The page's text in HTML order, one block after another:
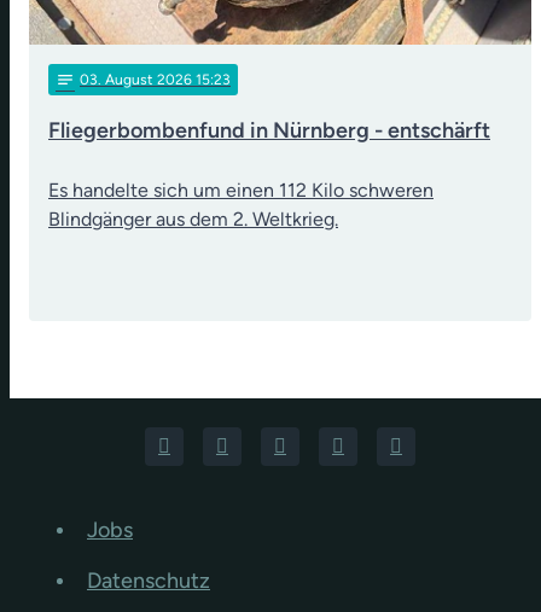
notes 03. August 2026 15:23
Fliegerbombenfund in Nürnberg - entschärft
Es handelte sich um einen 112 Kilo schweren
Blindgänger aus dem 2. Weltkrieg.
Jobs
Datenschutz